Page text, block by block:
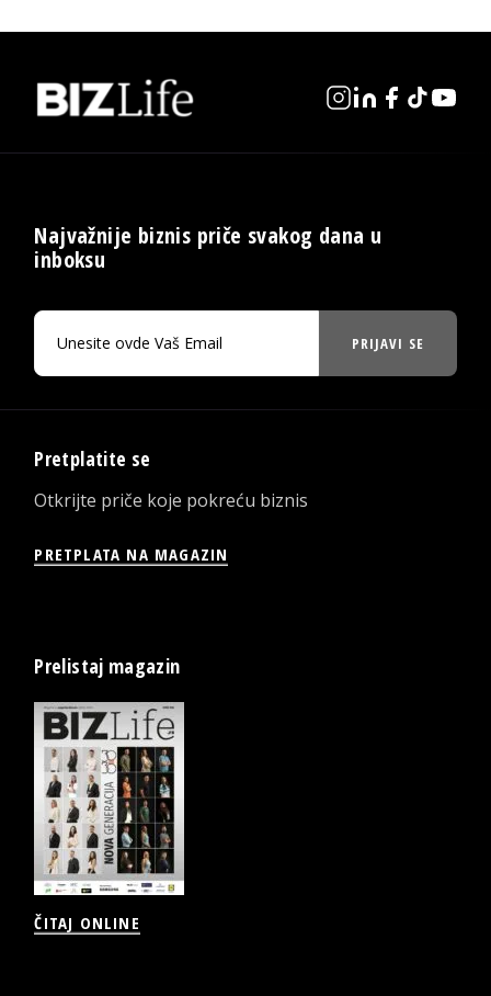
Najvažnije biznis priče svakog dana u
inboksu
PRIJAVI SE
Pretplatite se
Otkrijte priče koje pokreću biznis
PRETPLATA NA MAGAZIN
Prelistaj magazin
ČITAJ ONLINE